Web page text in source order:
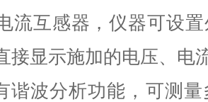
流互感器，仪器可设置
接显示施加的电压、电
谐波分析功能，可测